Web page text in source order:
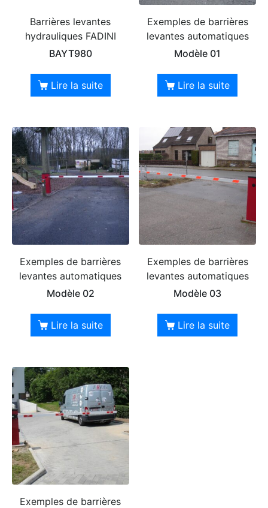
Barrières levantes
hydrauliques FADINI
BAYT980
Lire la suite
Exemples de barrières
levantes automatiques
Modèle 01
Lire la suite
Exemples de barrières
levantes automatiques
Modèle 02
Lire la suite
Exemples de barrières
levantes automatiques
Modèle 03
Lire la suite
Exemples de barrières